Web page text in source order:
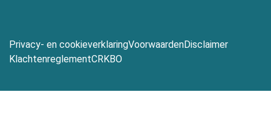
Privacy- en cookieverklaringVoorwaardenDisclaimer
KlachtenreglementCRKBO